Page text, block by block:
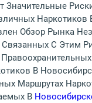
Обзор Рынка
С Этим
В
Маршрутах
В